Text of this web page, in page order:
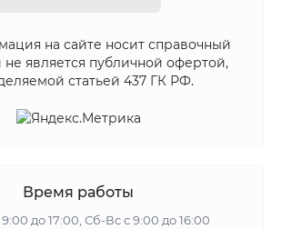
на сайте носит справочный
не является публичной офертой,
статьей 437 ГК РФ.
Время работы
до 17:00, Сб-Вс с 9:00 до 16:00